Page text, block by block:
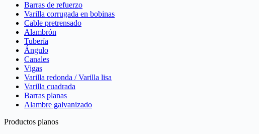
Barras de refuerzo
Varilla corrugada en bobinas
Cable pretrensado
Alambrón
Tubería
Ángulo
Canales
Vigas
Varilla redonda / Varilla lisa
Varilla cuadrada
Barras planas
Alambre galvanizado
Productos planos